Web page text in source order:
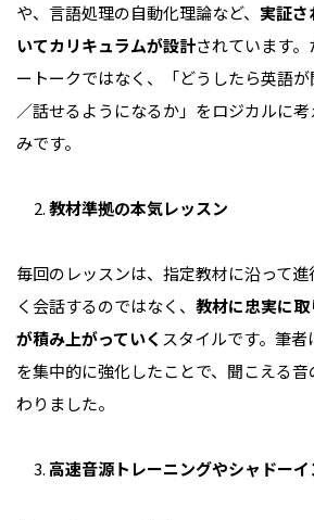
や、言語処理の自動化理論など、 実証
いてカリキュラムが設計されています
ートークではなく、「どうしたら英語
／話せるようになるか」をロジカルに
みです。
教材準拠の本気レッスン
毎回のレッスンは、指定教材に沿って
く会話するのではなく、 教材に忠実に
が積み上がっていく スタイルです。筆
を集中的に強化したことで、聞こえる
わりました。
高速音源トレーニングやシャドー